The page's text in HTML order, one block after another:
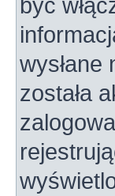
wysłane
została